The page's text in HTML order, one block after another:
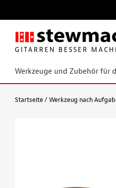
GITARREN BESSER
Werkzeuge und Zubehör für
Startseite Werkzeug nach